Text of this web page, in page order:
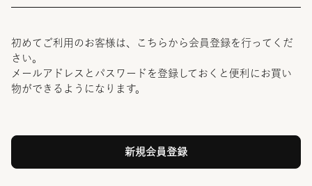
初めてご利用のお客様は、こちらから会員登録を行ってくだ
さい。
メールアドレスとパスワードを登録しておくと便利にお買い
物ができるようになります。